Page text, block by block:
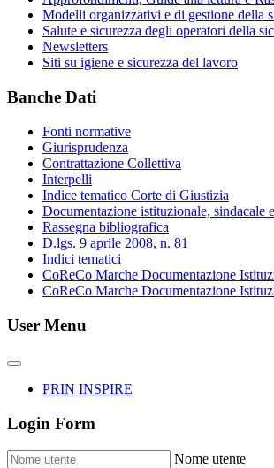
Modelli organizzativi e di gestione della
Salute e sicurezza degli operatori della
Newsletters
Siti su igiene e sicurezza del lavoro
Banche Dati
Fonti normative
Giurisprudenza
Contrattazione Collettiva
Interpelli
Indice tematico Corte di Giustizia
Documentazione istituzionale, sindacale
Rassegna bibliografica
D.lgs. 9 aprile 2008, n. 81
Indici tematici
CoReCo Marche Documentazione
CoReCo Marche Documentazione
User Menu
PRIN INSPIRE
Login Form
Nome utente